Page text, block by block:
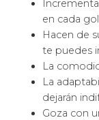
en cada
Hacen de
te puedes
La
La
dejarán
Goza con